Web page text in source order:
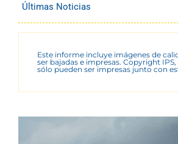
Últimas Noticias
Este informe incluye imágenes de
ser bajadas e impresas. Copyright
sólo pueden ser impresas junto con